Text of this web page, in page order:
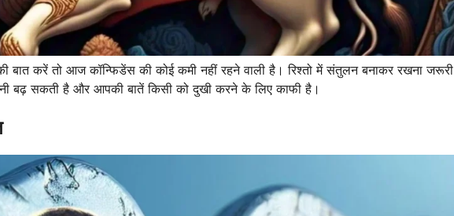
बात करें तो आज कॉन्फिडेंस की कोई कमी नहीं रहने वाली है। रिश्तो में संतुलन बनाकर रखना जरूरी
बढ़ सकती है और आपकी बातें किसी को दुखी करने के लिए काफी है।